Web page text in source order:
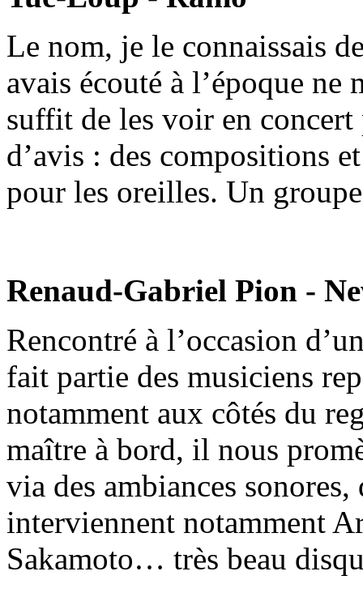
Le nom, je le connaissais
avais écouté à l’époque ne
suffit de les voir en
d’avis : des compositions
pour les oreilles. Un
Renaud-Gabriel Pion -
Rencontré à l’occasion
fait partie des musiciens
notamment aux côtés du
maître à bord, il nous
via des ambiances
interviennent notamment
Sakamoto… très beau